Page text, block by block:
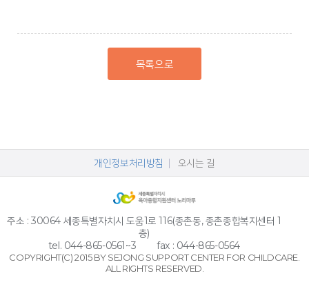
목록으로
개인정보처리방침 오시는 길
주소 : 30064 세종특별자치시 도움1로 116(종촌동, 종촌종합복지센터 1
층)
tel. 044-865-0561~3
fax : 044-865-0564
COPYRIGHT(C) 2015 BY SEJONG SUPPORT CENTER FOR CHILDCARE.
ALL RIGHTS RESERVED.